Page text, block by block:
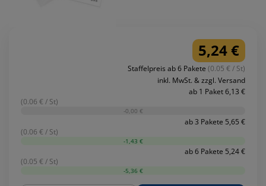
5,24 €
Staffelpreis ab 6 Pakete (0.05 € / St)
inkl. MwSt. & zzgl. Versand
ab 1 Paket 6,13 €
(0.06 € / St)
-0,00 €
ab 3 Pakete 5,65 €
(0.06 € / St)
-1,43 €
ab 6 Pakete 5,24 €
(0.05 € / St)
-5,36 €